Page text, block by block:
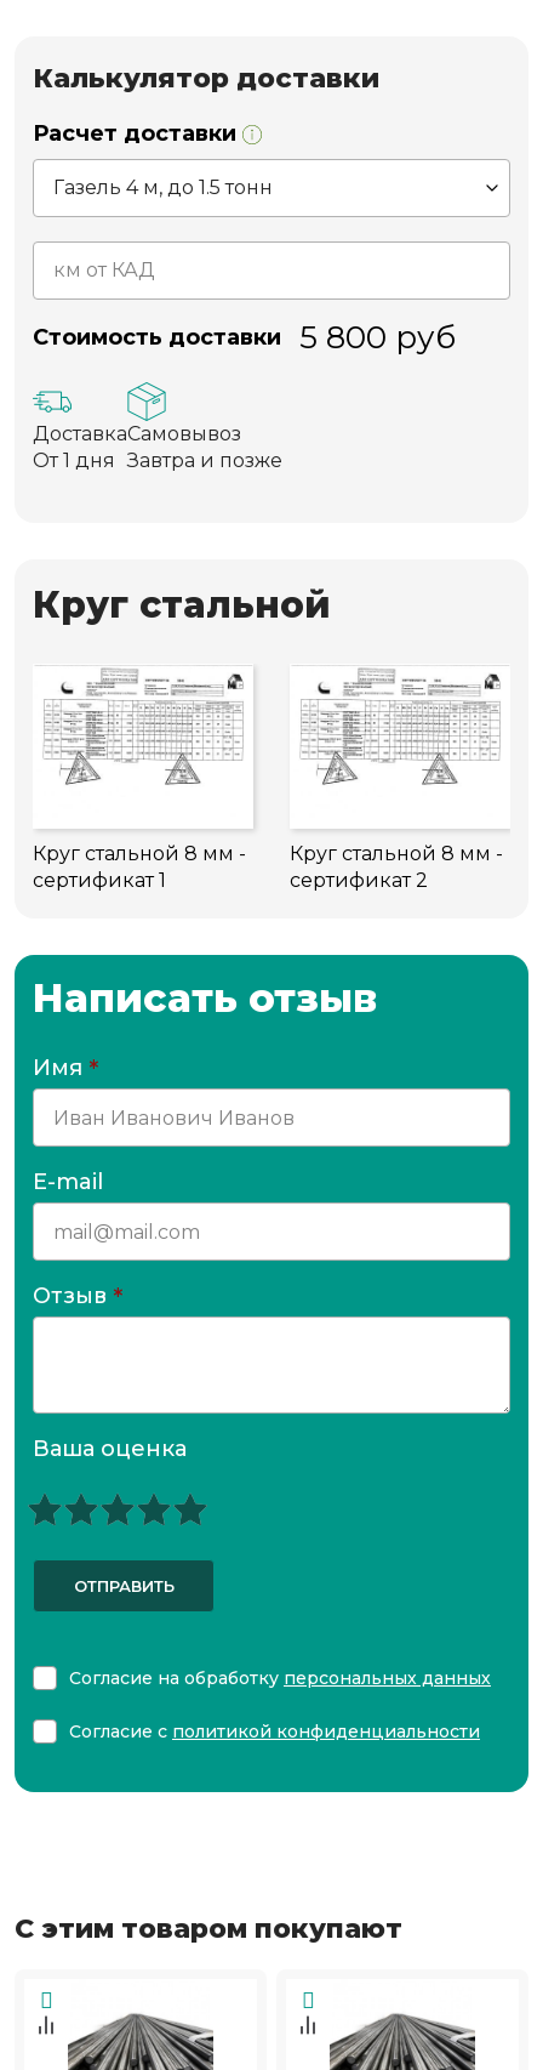
Калькулятор доставки
Расчет доставки
Стоимость доставки 5 800 руб
Доставка
От 1 дня
Самовывоз
Завтра и позже
Круг стальной
Круг стальной 8 мм -
сертификат 1
Круг стальной 8 мм -
сертификат 2
Написать отзыв
Имя *
E-mail
Отзыв *
Ваша оценка
ОТПРАВИТЬ
Согласие на обработку персональных данных
Согласие с политикой конфиденциальности
С этим товаром покупают